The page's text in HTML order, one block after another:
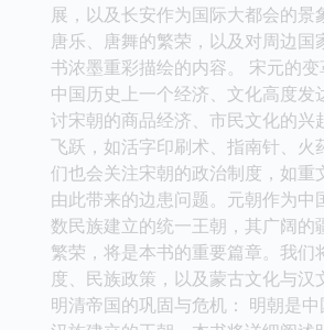
展，以及长安作为国际大都会的景
唐乐、唐舞的繁荣，以及对周边国
书浓墨重彩描绘的内容。 宋元的
中国历史上一个经济、文化高度发
讨宋朝的商品经济、市民文化的兴
飞跃，如活字印刷术、指南针、火
们也会关注宋朝的政治制度，如重
由此带来的边患问题。元朝作为中
数民族建立的统一王朝，其广阔的
繁荣，将是本书的重要篇章。我们
度、民族政策，以及蒙古文化与汉
明清帝国的巩固与危机： 明朝是